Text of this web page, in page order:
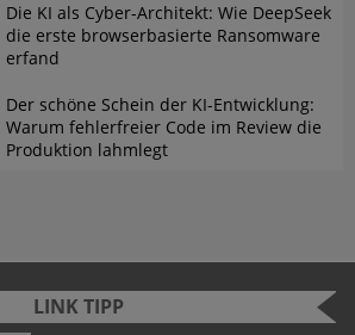
Die KI als Cyber-Architekt: Wie DeepSeek
die erste browserbasierte Ransomware
erfand
Der schöne Schein der KI-Entwicklung:
Warum fehlerfreier Code im Review die
Produktion lahmlegt
LINK TIPP